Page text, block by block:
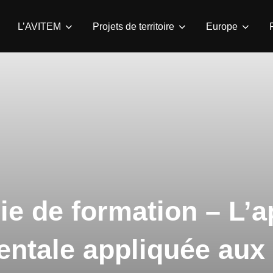
L’AVITEM Projets de territoire Europe
de formation –
appliquée